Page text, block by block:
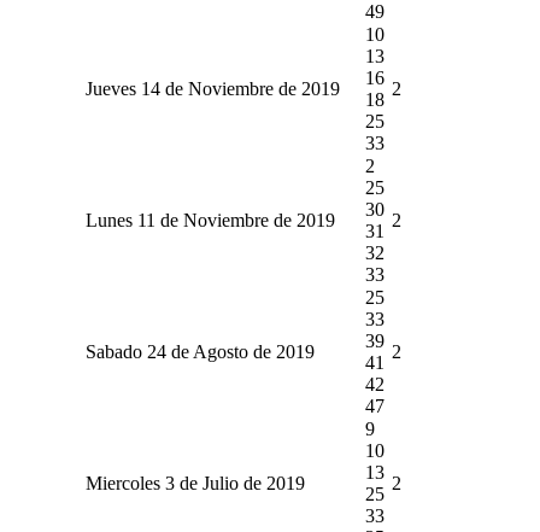
49
Jueves 14 de Noviembre de 2019
10
13
16
18
25
33
2
Lunes 11 de Noviembre de 2019
2
25
30
31
32
33
2
Sabado 24 de Agosto de 2019
25
33
39
41
42
47
2
Miercoles 3 de Julio de 2019
9
10
13
25
33
2